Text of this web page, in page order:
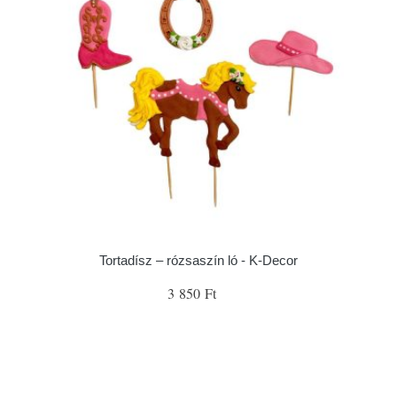
Tortadísz – rózsaszín ló - K-Decor
3 850 Ft